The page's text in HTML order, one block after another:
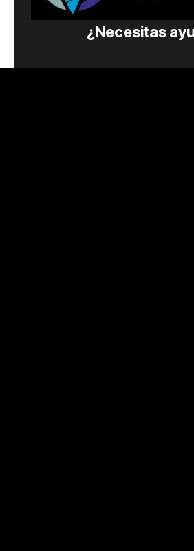
¿Necesitas